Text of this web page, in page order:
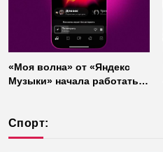
«Моя волна» от «Яндекс
Музыки» начала работать
Спорт: